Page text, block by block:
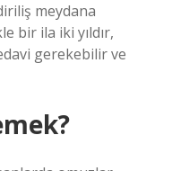
meydana
bir ila iki yıldır,
gerekebilir ve